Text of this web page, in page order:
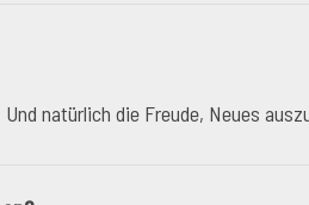
natürlich die Freude, Neues